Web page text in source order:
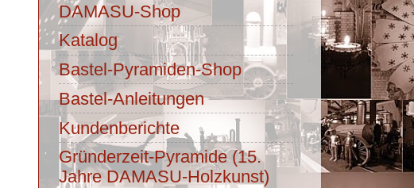
DAMASU-Shop
Katalog
Bastel-Pyramiden-Shop
Bastel-Anleitungen
Kundenberichte
Gründerzeit-Pyramide (15.
Jahre DAMASU-Holzkunst)